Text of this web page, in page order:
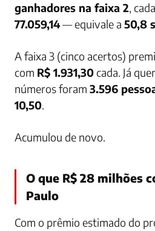
ganhadores na faixa 2,
77.059,14— equivale a 50,8
A faixa 3 (cinco acertos)
com R$ 1.931,30cada. Já
números foram 3.596
10,50.
Acumulou de novo.
O que R$ 28 milhões
Paulo
Com o prêmio estimado do